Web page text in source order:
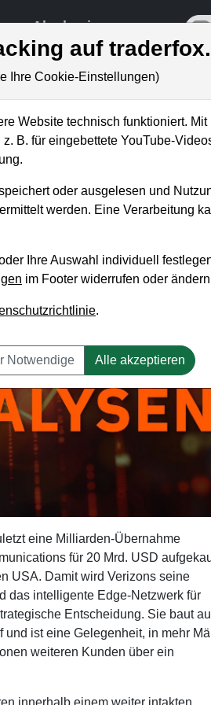
Akademie
für die
eine Milliarden-Übernahme
für 20 Mrd. USD
USA. Damit wird Verizons seine
das intelligente Edge-Netzwerk für
Entscheidung. Sie baut
ist eine Gelegenheit, in mehr
weiteren Kunden über ein
auf
Ihre Cookie-Einstellungen)
Website technisch funktioniert.
B. für eingebettete YouTube-
oder ausgelesen und
werden. Eine Verarbeitung
Ihre Auswahl individuell
im Footer widerrufen oder
.
Notwendige Alle akzeptieren